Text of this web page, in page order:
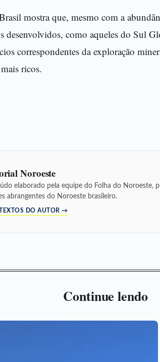
mostra que, mesmo com a
desenvolvidos, como aqueles do Sul
correspondentes da exploração
ricos.
Noroeste
elaborado pela equipe do Folha do Noroeste,
abrangentes do Noroeste brasileiro.
DO AUTOR →
Continue lendo